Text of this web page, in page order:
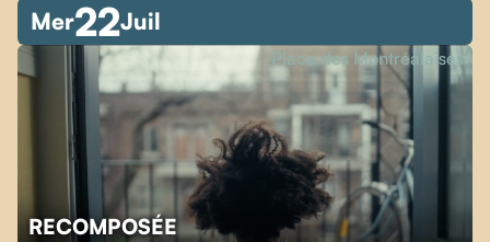
Mer22Juil
RECOMPOSÉE
Place des Montréalaises